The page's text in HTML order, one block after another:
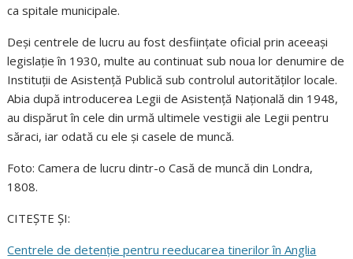
ca spitale municipale.
Deși centrele de lucru au fost desființate oficial prin aceeași
legislație în 1930, multe au continuat sub noua lor denumire de
Instituții de Asistență Publică sub controlul autorităților locale.
Abia după introducerea Legii de Asistență Națională din 1948,
au dispărut în cele din urmă ultimele vestigii ale Legii pentru
săraci, iar odată cu ele și casele de muncă.
Foto: Camera de lucru dintr-o Casă de muncă din Londra,
1808.
CITEȘTE ȘI:
Centrele de detenție pentru reeducarea tinerilor în Anglia